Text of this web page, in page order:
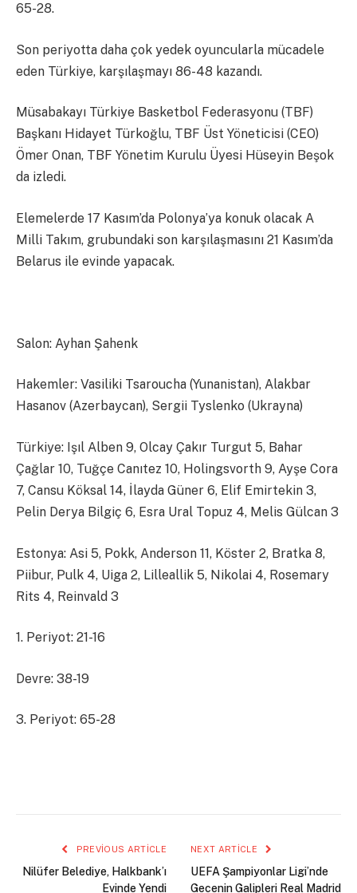
65-28.
Son periyotta daha çok yedek oyuncularla mücadele
eden Türkiye, karşılaşmayı 86-48 kazandı.
Müsabakayı Türkiye Basketbol Federasyonu (TBF)
Başkanı Hidayet Türkoğlu, TBF Üst Yöneticisi (CEO)
Ömer Onan, TBF Yönetim Kurulu Üyesi Hüseyin Beşok
da izledi.
Elemelerde 17 Kasım’da Polonya’ya konuk olacak A
Milli Takım, grubundaki son karşılaşmasını 21 Kasım’da
Belarus ile evinde yapacak.
Salon: Ayhan Şahenk
Hakemler: Vasiliki Tsaroucha (Yunanistan), Alakbar
Hasanov (Azerbaycan), Sergii Tyslenko (Ukrayna)
Türkiye: Işıl Alben 9, Olcay Çakır Turgut 5, Bahar
Çağlar 10, Tuğçe Canıtez 10, Holingsvorth 9, Ayşe Cora
7, Cansu Köksal 14, İlayda Güner 6, Elif Emirtekin 3,
Pelin Derya Bilgiç 6, Esra Ural Topuz 4, Melis Gülcan 3
Estonya: Asi 5, Pokk, Anderson 11, Köster 2, Bratka 8,
Piibur, Pulk 4, Uiga 2, Lilleallik 5, Nikolai 4, Rosemary
Rits 4, Reinvald 3
1. Periyot: 21-16
Devre: 38-19
3. Periyot: 65-28
PREVIOUS ARTICLE
Nilüfer Belediye, Halkbank’ı
Evinde Yendi
NEXT ARTICLE
UEFA Şampiyonlar Ligi’nde
Gecenin Galipleri Real Madrid